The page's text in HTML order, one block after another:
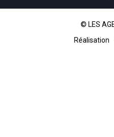
© LES
Réalisation